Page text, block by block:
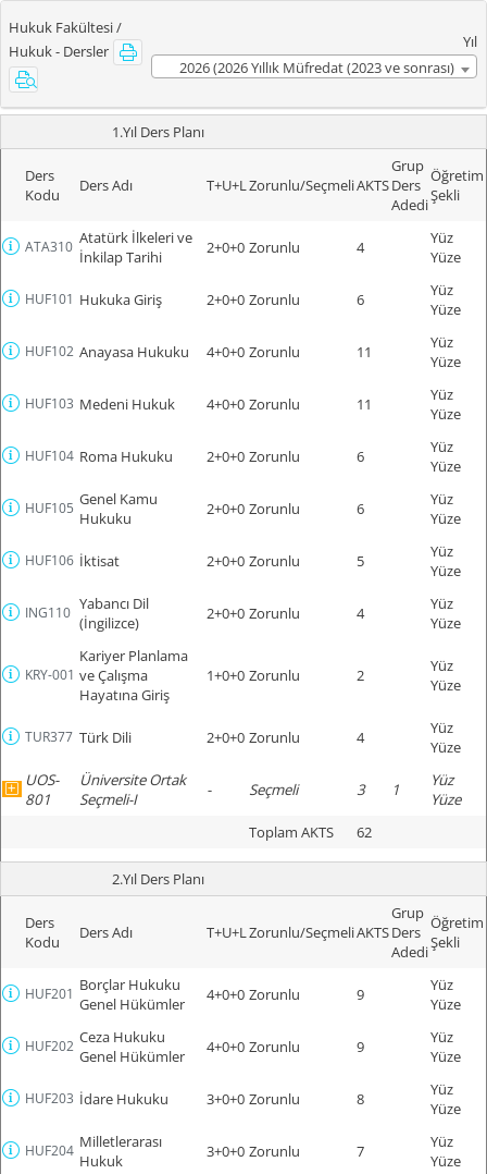
Hukuk Fakültesi /
Hukuk - Dersler
Yıl
2026 (2026 Yıllık Müfredat (2023 ve sonrası)
1.Yıl Ders Planı
Ders
Kodu
Ders Adı T+U+LZorunlu/SeçmeliAKTS
Grup
Ders
Adedi
Öğretim
Şekli
ATA310 Atatürk İlkeleri ve
İnkilap Tarihi
2+0+0 Zorunlu 4
Yüz
Yüze
HUF101 Hukuka Giriş 2+0+0 Zorunlu 6
Yüz
Yüze
HUF102 Anayasa Hukuku 4+0+0 Zorunlu 11
Yüz
Yüze
HUF103 Medeni Hukuk 4+0+0 Zorunlu 11
Yüz
Yüze
HUF104 Roma Hukuku 2+0+0 Zorunlu 6
Yüz
Yüze
HUF105 Genel Kamu
Hukuku
2+0+0 Zorunlu 6
Yüz
Yüze
HUF106 İktisat 2+0+0 Zorunlu 5
Yüz
Yüze
ING110 Yabancı Dil
(İngilizce)
2+0+0 Zorunlu 4
Yüz
Yüze
KRY-001
Kariyer Planlama
ve Çalışma
Hayatına Giriş
1+0+0 Zorunlu 2
Yüz
Yüze
TUR377 Türk Dili 2+0+0 Zorunlu 4
Yüz
Yüze
UOS-
801
Üniversite Ortak
Seçmeli-I
- Seçmeli 3 1
Yüz
Yüze
Toplam AKTS
62
2.Yıl Ders Planı
Ders
Kodu
Ders Adı T+U+LZorunlu/SeçmeliAKTS
Grup
Ders
Adedi
Öğretim
Şekli
HUF201 Borçlar Hukuku
Genel Hükümler
4+0+0 Zorunlu 9
Yüz
Yüze
HUF202 Ceza Hukuku
Genel Hükümler
4+0+0 Zorunlu 9
Yüz
Yüze
HUF203 İdare Hukuku 3+0+0 Zorunlu 8
Yüz
Yüze
HUF204 Milletlerarası
Hukuk
3+0+0 Zorunlu 7
Yüz
Yüze